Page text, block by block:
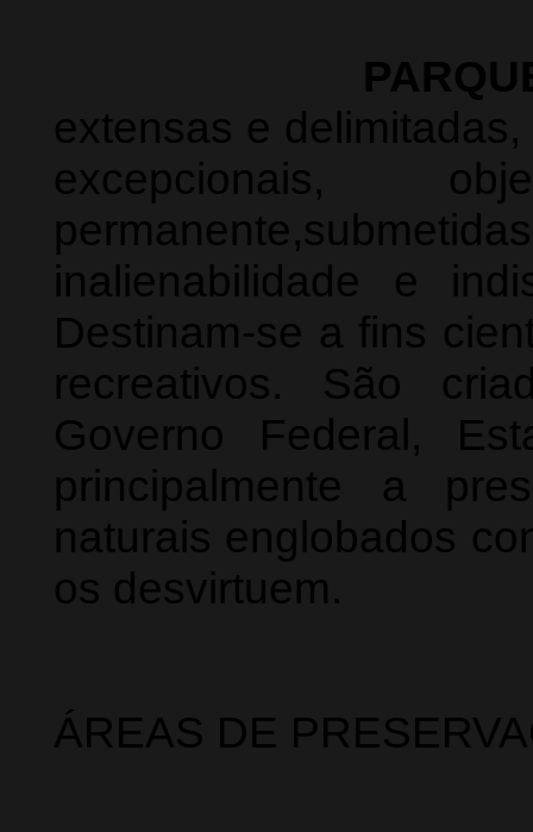
extensas e
excepcionais,
inalienabilidade e
Destinam-se a fins
recreativos. São
Governo Federal,
principalmente a
naturais englobados
os desvirtuem.
ÁREAS DE